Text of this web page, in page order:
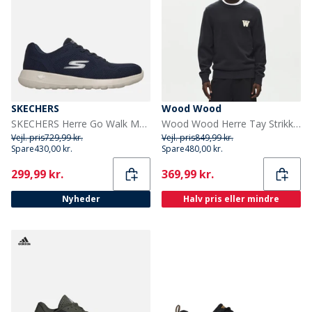
SKECHERS
SKECHERS Herre Go Walk Max Maddoxx Sneakers Navy
Vejl. pris729,99 kr.
Spare430,00 kr.
Current
299,99 kr.
Nyheder
Wood Wood
Wood Wood Herre Tay Strikket Trøje Pirate Black
Vejl. pris849,99 kr.
Spare480,00 kr.
Current
369,99 kr.
Halv pris eller mindre